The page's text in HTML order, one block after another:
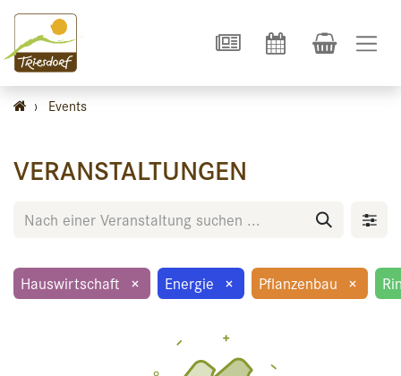
› Events
VERANSTALTUNGEN
Hauswirtschaft × Energie × Pflanzenbau ×